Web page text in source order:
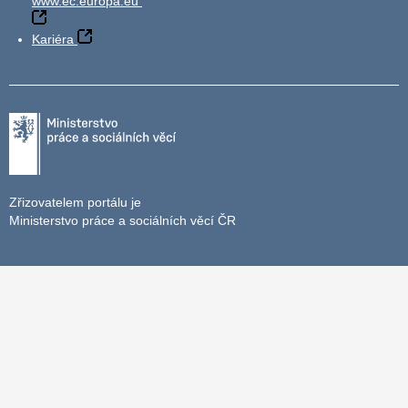
Kariéra
Zřizovatelem portálu je
Ministerstvo práce a sociálních věcí ČR